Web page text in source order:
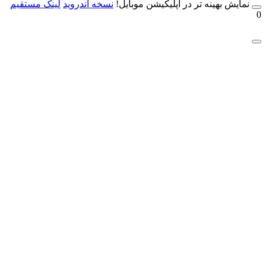
بهینه تر در اپلیکیشن موبایل!نسخه آندروید لینک مستقیم